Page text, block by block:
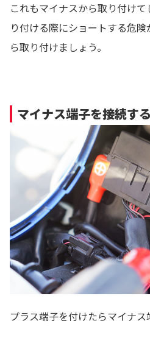
これもマイナスから取り付け
り付ける際にショートする危
ら取り付けましょう。
マイナス端子を接続する
プラス端子を付けたらマイナス